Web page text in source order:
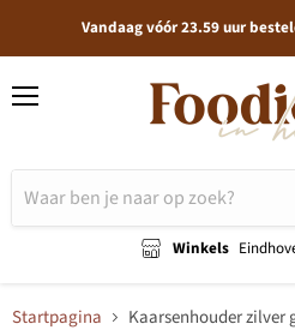
Vandaag vóór 23.59 uur
Winkels
Startpagina Kaarsenhouder zilver